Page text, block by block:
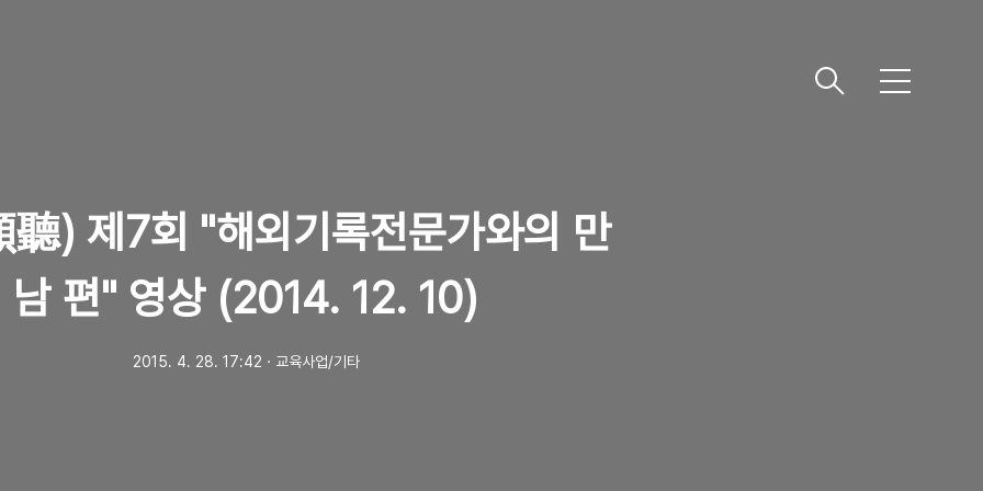
메
) 제7회 "해외기록전문가와의 만
남 편" 영상 (2014. 12. 10)
2015. 4. 28. 17:42 ㆍ 교육사업/기타